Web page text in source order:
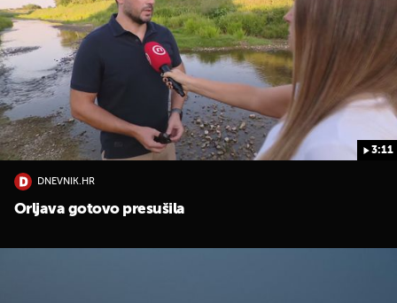
3:11
DNEVNIK.HR
Orljava gotovo presušila